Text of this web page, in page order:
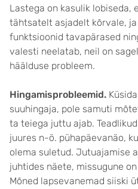
Lastega on kasulik lobiseda,
tähtsatelt asjadelt kõrvale, ja
funktsioonid tavapärased
valesti neelatab, neil on
häälduse probleem.
Hingamisprobleemid.
suuhingaja, pole samuti
ta teiega juttu ajab.
juures n-ö. pühapäevanäo,
olema suletud. Jutuajamise
juhtides näete, missugune
Mõned lapsevanemad siiski